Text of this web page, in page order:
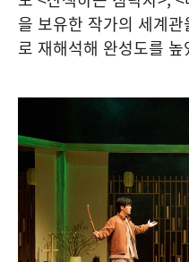
을 보유한 작가의 세계
로 재해석해 완성도를 높